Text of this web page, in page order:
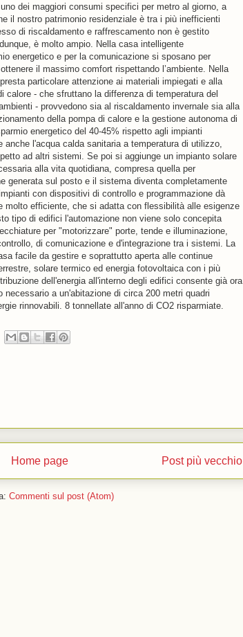
dei maggiori consumi specifici per metro al giorno, a
il nostro patrimonio residenziale è tra i più inefficienti
di riscaldamento e raffrescamento non è gestito
è molto ampio. Nella casa intelligente
energetico e per la comunicazione si sposano per
il massimo comfort rispettando l’ambiente. Nella
particolare attenzione ai materiali impiegati e alla
- che sfruttano la differenza di temperatura del
- provvedono sia al riscaldamento invernale sia alla
della pompa di calore e la gestione autonoma di
energetico del 40-45% rispetto agli impianti
l'acqua calda sanitaria a temperatura di utilizzo,
ad altri sistemi. Se poi si aggiunge un impianto solare
alla vita quotidiana, compresa quella per
generata sul posto e il sistema diventa completamente
con dispositivi di controllo e programmazione dà
molto efficiente, che si adatta con flessibilità alle esigenze
tipo di edifici l'automazione non viene solo concepita
per "motorizzare" porte, tende e illuminazione,
di comunicazione e d'integrazione tra i sistemi. La
facile da gestire e soprattutto aperta alle continue
solare termico ed energia fotovoltaica con i più
dell'energia all'interno degli edifici consente già ora
necessario a un'abitazione di circa 200 metri quadri
rinnovabili. 8 tonnellate all'anno di CO2 risparmiate.
Post più vecchio
Home page
Commenti sul post (Atom)